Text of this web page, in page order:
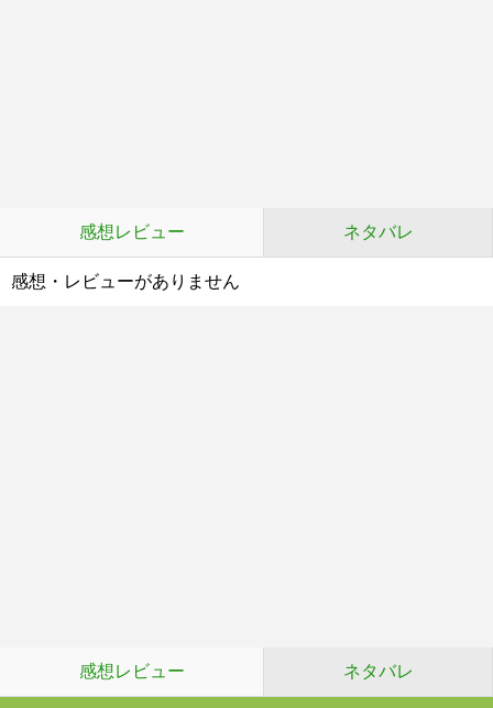
感想レビュー ネタバレ
感想・レビューがありません
感想レビュー ネタバレ